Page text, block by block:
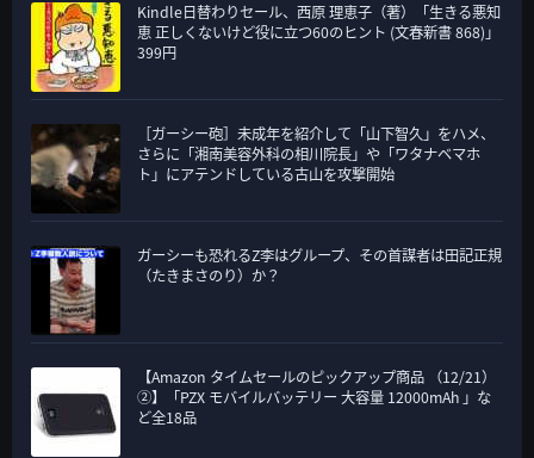
Kindle日替わりセール、西原 理恵子（著）「生きる悪知
恵 正しくないけど役に立つ60のヒント (文春新書 868)」
399円
［ガーシー砲］未成年を紹介して「山下智久」をハメ、
さらに「湘南美容外科の相川院長」や「ワタナベマホ
ト」にアテンドしている古山を攻撃開始
ガーシーも恐れるZ李はグループ、その首謀者は田記正規
（たきまさのり）か？
【Amazon タイムセールのピックアップ商品 （12/21）
②】「PZX モバイルバッテリー 大容量 12000mAh 」な
ど全18品